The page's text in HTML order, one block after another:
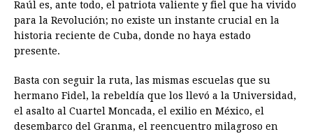
Raúl es, ante todo, el patriota valiente y fiel que ha vivido
para la Revolución; no existe un instante crucial en la
historia reciente de Cuba, donde no haya estado
presente.
Basta con seguir la ruta, las mismas escuelas que su
hermano Fidel, la rebeldía que los llevó a la Universidad,
el asalto al Cuartel Moncada, el exilio en México, el
desembarco del Granma, el reencuentro milagroso en